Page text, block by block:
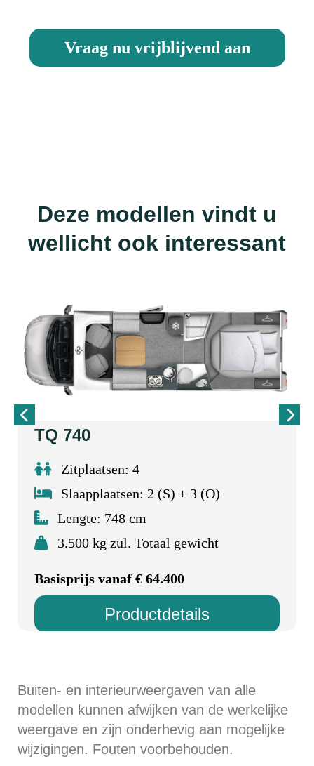
Vraag nu vrijblijvend aan
Deze modellen vindt u
wellicht ook interessant
TQ 740
Zitplaatsen: 4
Slaapplaatsen: 2 (S) + 3 (O)
Lengte: 748 cm
3.500 kg zul. Totaal gewicht
Basisprijs vanaf € 64.400
Productdetails
Buiten- en interieurweergaven van alle
modellen kunnen afwijken van de werkelijke
weergave en zijn onderhevig aan mogelijke
wijzigingen. Fouten voorbehouden.